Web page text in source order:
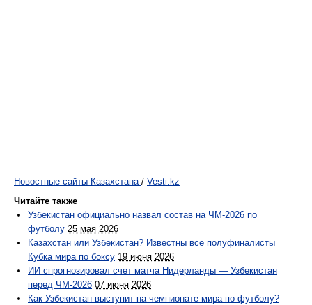
Новостные сайты Казахстана / Vesti.kz
Читайте также
Узбекистан официально назвал состав на ЧМ-2026 по
футболу 25 мая 2026
Казахстан или Узбекистан? Известны все полуфиналисты
Кубка мира по боксу 19 июня 2026
ИИ спрогнозировал счет матча Нидерланды — Узбекистан
перед ЧМ-2026 07 июня 2026
Как Узбекистан выступит на чемпионате мира по футболу?